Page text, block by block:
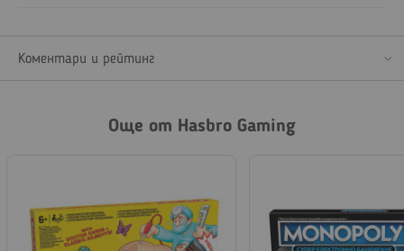
Коментари и рейтинг
Още от Hasbro Gaming